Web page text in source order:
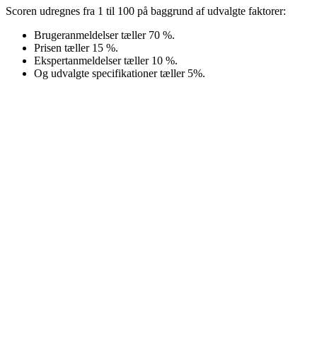
Scoren udregnes fra 1 til 100 på baggrund af udvalgte faktorer:
Brugeranmeldelser tæller 70 %.
Prisen tæller 15 %.
Ekspertanmeldelser tæller 10 %.
Og udvalgte specifikationer tæller 5%.